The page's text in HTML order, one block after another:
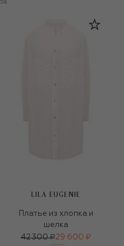
LILA EUGENIE
Платье из хлопка и
шелка
42 300 ₽29 600 ₽